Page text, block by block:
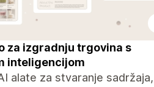
za izgradnju trgovina s
inteligencijom
alate za stvaranje sadržaja,